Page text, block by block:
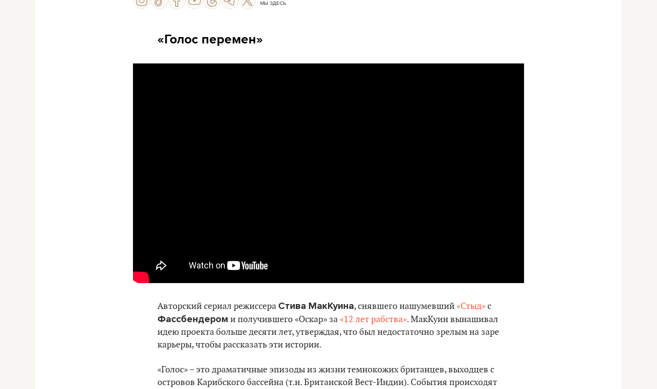
МЫ ЗДЕСЬ
«Голос перемен»
Авторский сериал режиссера Стива МакКуина, снявшего нашумевший«Стыд»с
Фассбендером и получившего «Оскар» за«12 лет рабства». МакКуин вынашивал
идею проекта больше десяти лет, утверждая, что был недостаточно зрелым на заре
карьеры, чтобы рассказать эти истории.
«Голос» – это драматичные эпизоды из жизни темнокожих британцев, выходцев с
островов Карибского бассейна (т.н. Британской Вест-Индии). События происходят